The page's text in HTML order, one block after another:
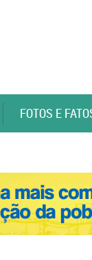
FOTOS E